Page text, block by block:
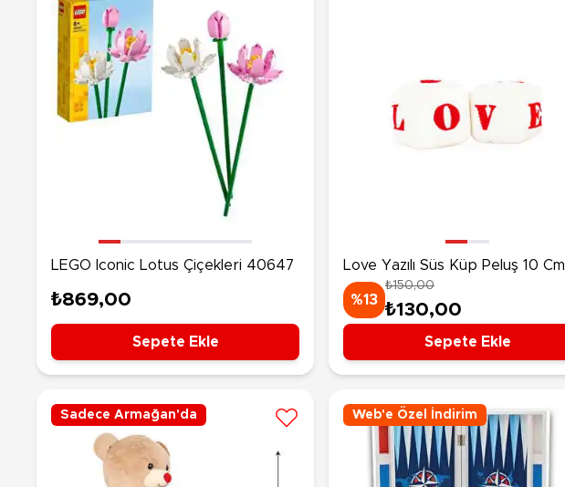
LEGO Iconic Lotus Çiçekleri 40647
₺869,00
Sepete Ekle
Love Yazılı Süs Küp Peluş 10 Cm
%13
₺150,00
₺130,00
Sepete Ekle
Sadece Armağan'da Web'e Özel İndirim